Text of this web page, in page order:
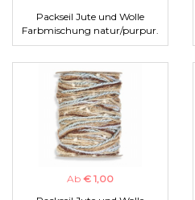
Packseil Jute und Wolle
Farbmischung natur/purpur.
Ab € 1,00